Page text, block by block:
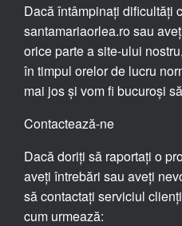
Dacă întâmpinați dificultăți
santamariaorlea.ro sau
orice parte a site-ului
în timpul orelor de lucru
mai jos și vom fi bucuroși
Contactează-ne
Dacă doriți să raportați o
aveți întrebări sau aveți
să contactați serviciul
cum urmează: